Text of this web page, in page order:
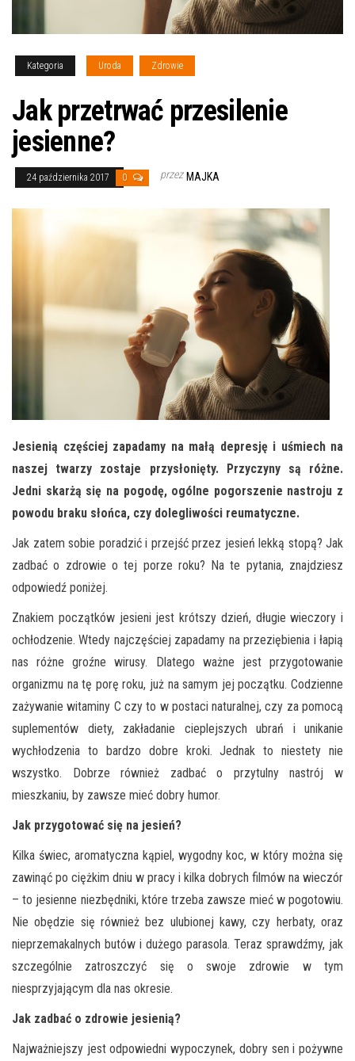
Kategoria Uroda Zdrowie
Jak przetrwać przesilenie
jesienne?
24 października 2017 0 przez MAJKA
Jesienią częściej zapadamy na małą depresję i uśmiech na
naszej twarzy zostaje przysłonięty. Przyczyny są różne.
Jedni skarżą się na pogodę, ogólne pogorszenie nastroju z
powodu braku słońca, czy dolegliwości reumatyczne.
Jak zatem sobie poradzić i przejść przez jesień lekką stopą? Jak
zadbać o zdrowie o tej porze roku? Na te pytania, znajdziesz
odpowiedź poniżej.
Znakiem początków jesieni jest krótszy dzień, długie wieczory i
ochłodzenie. Wtedy najczęściej zapadamy na przeziębienia i łapią
nas różne groźne wirusy. Dlatego ważne jest przygotowanie
organizmu na tę porę roku, już na samym jej początku. Codzienne
zażywanie witaminy C czy to w postaci naturalnej, czy za pomocą
suplementów diety, zakładanie cieplejszych ubrań i unikanie
wychłodzenia to bardzo dobre kroki. Jednak to niestety nie
wszystko. Dobrze również zadbać o przytulny nastrój w
mieszkaniu, by zawsze mieć dobry humor.
Jak przygotować się na jesień?
Kilka świec, aromatyczna kąpiel, wygodny koc, w który można się
zawinąć po ciężkim dniu w pracy i kilka dobrych filmów na wieczór
– to jesienne niezbędniki, które trzeba zawsze mieć w pogotowiu.
Nie obędzie się również bez ulubionej kawy, czy herbaty, oraz
nieprzemakalnych butów i dużego parasola. Teraz sprawdźmy, jak
szczególnie zatroszczyć się o swoje zdrowie w tym
niesprzyjającym dla nas okresie.
Jak zadbać o zdrowie jesienią?
Najważniejszy jest odpowiedni wypoczynek, dobry sen i pożywne